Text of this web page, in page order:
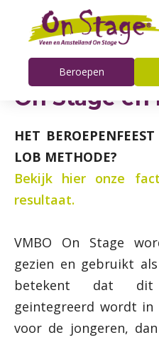
Beroepen
On Stage en
HET
LOB METHODE?
Bekijk hier onze
resultaat.
VMBO On Stage
gezien en gebruikt
betekent dat dit
geintegreerd wordt in
voor de jongeren,